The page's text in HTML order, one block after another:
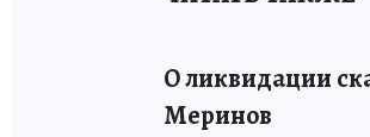
О ликвидации
Меринов